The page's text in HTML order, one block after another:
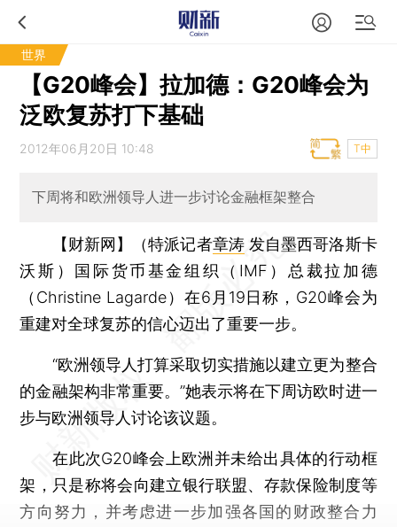
世界
【G20峰会】拉加德：G20峰会为
泛欧复苏打下基础
2012年06月20日 10:48 T中
下周将和欧洲领导人进一步讨论金融框架整合
【财新网】（特派记者章涛发自墨西哥洛斯卡
沃斯） 国际货币基金组织（IMF）总裁拉加德
（Christine Lagarde）在6月19日称，G20峰会为
重建对全球复苏的信心迈出了重要一步。
“欧洲领导人打算采取切实措施以建立更为整合
的金融架构非常重要。”她表示将在下周访欧时进一
步与欧洲领导人讨论该议题。
在此次G20峰会上欧洲并未给出具体的行动框
架，只是称将会向建立银行联盟、存款保险制度等
方向努力，并考虑进一步加强各国的财政整合力